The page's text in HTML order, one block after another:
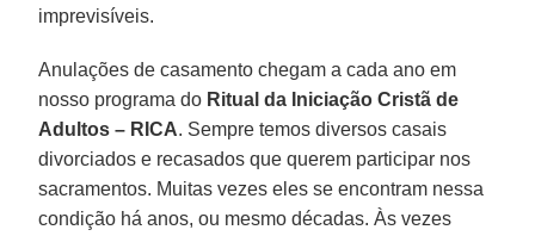
imprevisíveis.
Anulações de casamento chegam a cada ano em
nosso programa do Ritual da Iniciação Cristã de
Adultos – RICA. Sempre temos diversos casais
divorciados e recasados que querem participar nos
sacramentos. Muitas vezes eles se encontram nessa
condição há anos, ou mesmo décadas. Às vezes